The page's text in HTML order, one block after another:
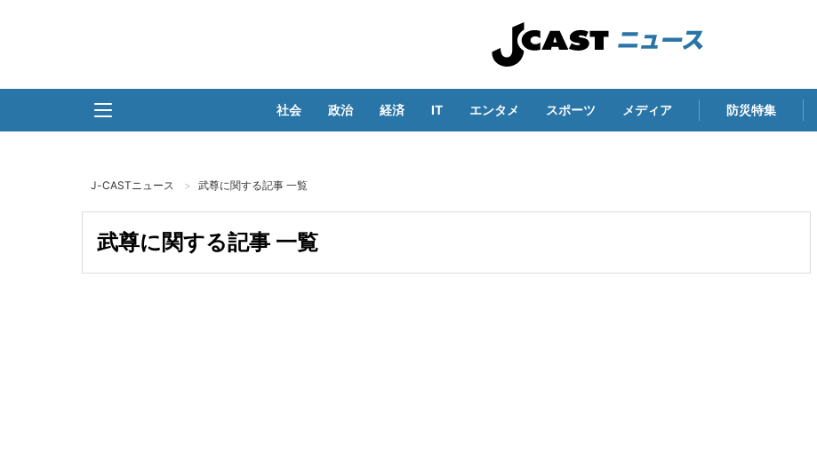
社会 政治 経済 IT エンタメ スポーツ メディア 防災特集
J-CASTニュース 武尊に関する記事 一覧
武尊に関する記事 一覧